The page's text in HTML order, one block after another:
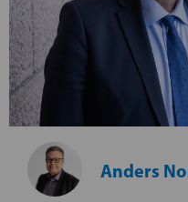
Anders